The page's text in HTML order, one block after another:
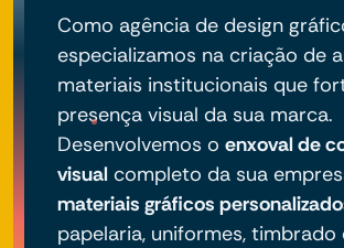
Como agência de design
especializamos na criação de
materiais institucionais que
presença visual da sua marca.
Desenvolvemos o enxoval de
visual completo da sua
materiais gráficos
papelaria, uniformes, timbrado